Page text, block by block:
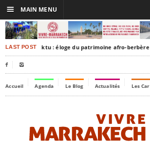
LAST POSTTimbuktu : éloge du patrimoine afro-berbère
 
Accueil Agenda Le Blog Actualités Les
☰ MAIN MENU